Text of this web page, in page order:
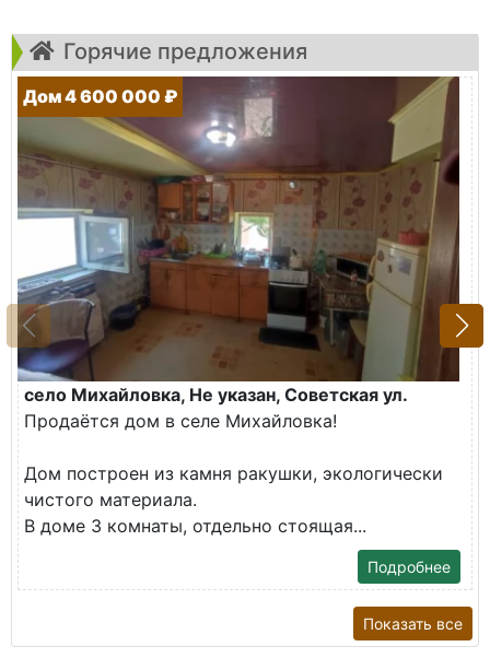
Горячие предложения
Дом 4 600 000 ₽
село Михайловка, Не указан, Советская ул.
Продаётся дом в селе Михайловка!
Дом построен из камня ракушки, экологически
чистого материала.
В доме 3 комнаты, отдельно стоящая...
Подробнее
Показать все